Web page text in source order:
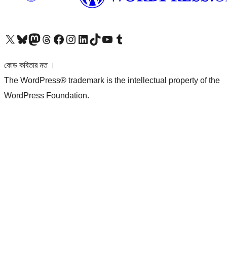
আমাদের X (আগের টুইটার) অ্যাকাউন্টে যানআমাদের Bluesky অ্যাকাউন্টটি দেখুনআমাদের মাস্টোডন অ্যাকাউন্টটি দেখুনআমাদের থ্রেডস অ্যাকাউন্টটি দেখুনআমাদের ফেসবুক পেজ দেখুনআমাদের ইন্সটাগ্রাম অ্যাকাউন্ট দেখুনআমাদের লিঙ্কডইন অ্যাকাউন্টে যানআমাদের TikTok অ্যাকাউন্টটি দেখুনআমাদের ইউটিউব চ্যানেলে যান আমাদের টাম্বলার অ্যাকাউন্ট দেখুন
কোড কবিতার মত ।
The WordPress® trademark is the intellectual property of the
WordPress Foundation.